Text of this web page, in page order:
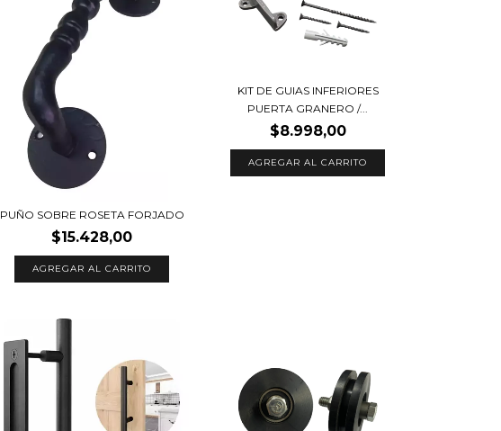
PUÑO SOBRE ROSETA FORJADO
$15.428,00
AGREGAR AL CARRITO
KIT DE GUIAS INFERIORES
PUERTA GRANERO /...
$8.998,00